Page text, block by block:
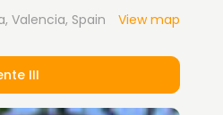
Valencia, Spain View map
III